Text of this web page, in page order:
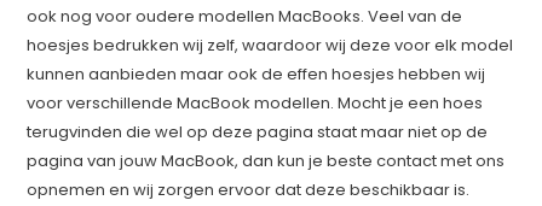
ook nog voor oudere modellen MacBooks. Veel van de
hoesjes bedrukken wij zelf, waardoor wij deze voor elk model
kunnen aanbieden maar ook de effen hoesjes hebben wij
voor verschillende MacBook modellen. Mocht je een hoes
terugvinden die wel op deze pagina staat maar niet op de
pagina van jouw MacBook, dan kun je beste contact met ons
opnemen en wij zorgen ervoor dat deze beschikbaar is.